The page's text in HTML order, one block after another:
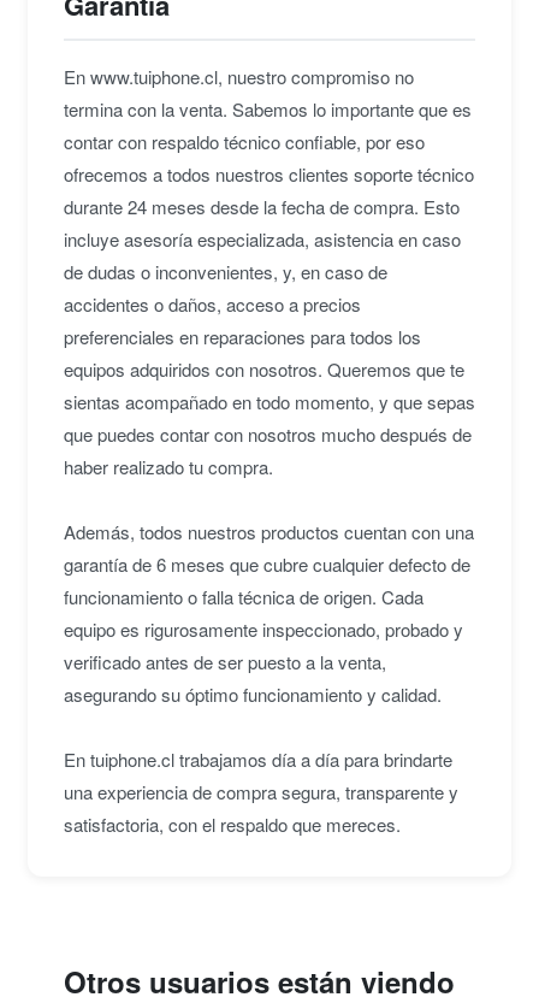
En www.tuiphone.cl, nuestro compromiso no
termina con la venta. Sabemos lo importante que es
contar con respaldo técnico confiable, por eso
ofrecemos a todos nuestros clientes soporte técnico
durante 24 meses desde la fecha de compra. Esto
incluye asesoría especializada, asistencia en caso
de dudas o inconvenientes, y, en caso de
accidentes o daños, acceso a precios
preferenciales en reparaciones para todos los
equipos adquiridos con nosotros. Queremos que te
sientas acompañado en todo momento, y que sepas
que puedes contar con nosotros mucho después de
haber realizado tu compra.
Además, todos nuestros productos cuentan con una
garantía de 6 meses que cubre cualquier defecto de
funcionamiento o falla técnica de origen. Cada
equipo es rigurosamente inspeccionado, probado y
verificado antes de ser puesto a la venta,
asegurando su óptimo funcionamiento y calidad.
En tuiphone.cl trabajamos día a día para brindarte
una experiencia de compra segura, transparente y
satisfactoria, con el respaldo que mereces.
Otros usuarios están viendo